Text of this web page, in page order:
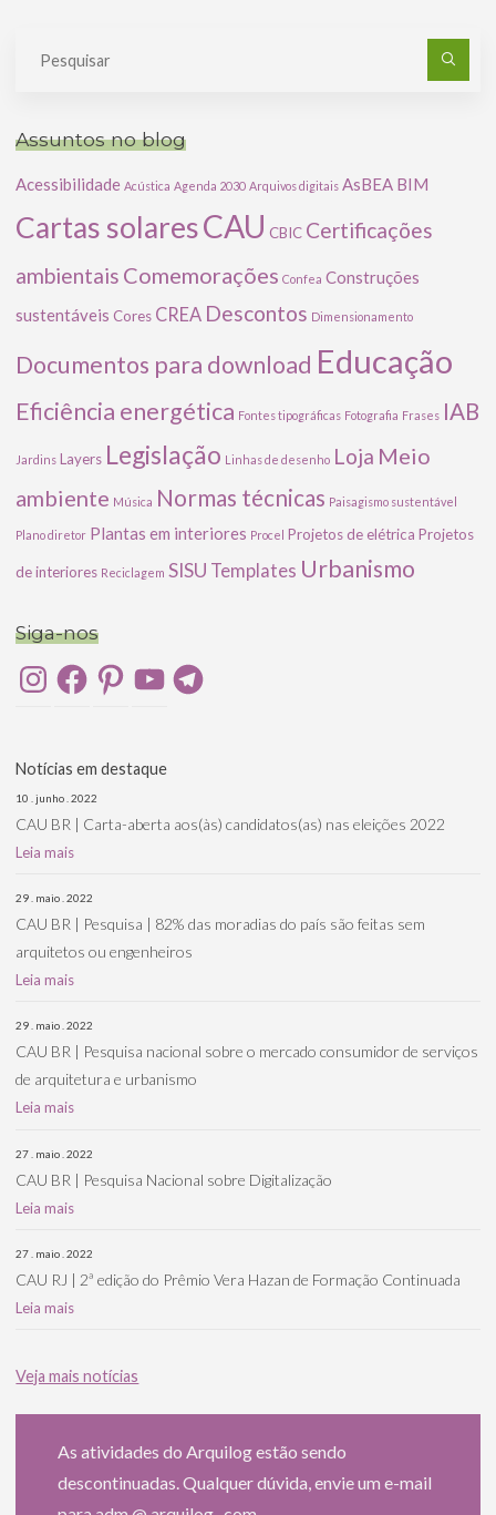
Assuntos no blog
Acessibilidade Acústica Agenda 2030 Arquivos digitais AsBEA BIM
Cartas solaresCAU CBIC Certificações
ambientais Comemorações Confea Construções
sustentáveis Cores CREA Descontos Dimensionamento
Documentos para download Educação
Eficiência energética Fontes tipográficas Fotografia Frases IAB
Jardins Layers Legislação Linhas de desenho Loja Meio
ambiente Música Normas técnicas Paisagismo sustentável
Plano diretor Plantas em interiores Procel Projetos de elétrica Projetos
de interiores Reciclagem SISU Templates Urbanismo
Siga-nos
InstagramFacebookPinterestYouTubeTelegram
Notícias em destaque
10 . junho . 2022
CAU BR | Carta-aberta aos(às) candidatos(as) nas eleições 2022
Leia mais
29 . maio . 2022
CAU BR | Pesquisa | 82% das moradias do país são feitas sem
arquitetos ou engenheiros
Leia mais
29 . maio . 2022
CAU BR | Pesquisa nacional sobre o mercado consumidor de serviços
de arquitetura e urbanismo
Leia mais
27 . maio . 2022
CAU BR | Pesquisa Nacional sobre Digitalização
Leia mais
27 . maio . 2022
CAU RJ | 2ª edição do Prêmio Vera Hazan de Formação Continuada
Leia mais
Veja mais notícias
As atividades do Arquilog estão sendo
descontinuadas. Qualquer dúvida, envie um e-mail